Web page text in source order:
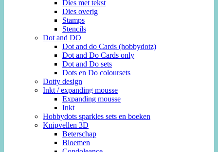
Dies met tekst
Dies overig
Stamps
Stencils
Dot and DO
Dot and do Cards (hobbydotz)
Dot and Do Cards only
Dot and Do sets
Dots en Do coloursets
Dotty design
Inkt / expanding mousse
Expanding mousse
Inkt
Hobbydots sparkles sets en boeken
Knipvellen 3D
Beterschap
Bloemen